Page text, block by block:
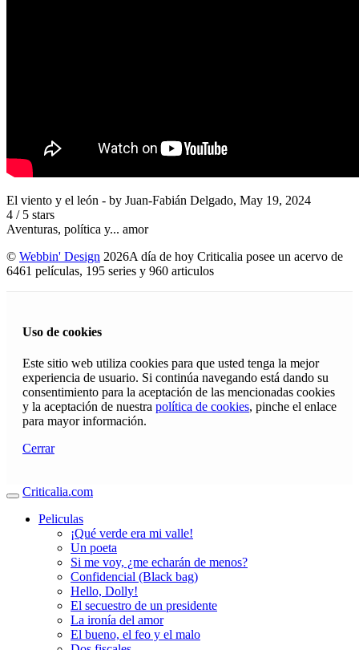
El viento y el león - by Juan-Fabián Delgado, May 19, 2024
4 / 5 stars
Aventuras, política y... amor
© Webbin' Design 2026A día de hoy Criticalia posee un acervo de
6461 películas, 195 series y 960 articulos
Uso de cookies
Este sitio web utiliza cookies para que usted tenga la mejor
experiencia de usuario. Si continúa navegando está dando su
consentimiento para la aceptación de las mencionadas cookies
y la aceptación de nuestra política de cookies, pinche el enlace
para mayor información.
Cerrar
Criticalia.com
Peliculas
¡Qué verde era mi valle!
Un poeta
Si me voy, ¿me echarán de menos?
Confidencial (Black bag)
Hello, Dolly!
El secuestro de un presidente
La ironía del amor
El bueno, el feo y el malo